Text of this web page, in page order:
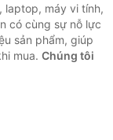
laptop, máy vi tính,
có cùng sự nỗ lực
sản phẩm, giúp
mua. Chúng tôi